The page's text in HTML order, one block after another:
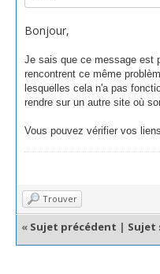
Bonjour,
Je sais que ce message est
rencontrent ce même
lesquelles cela n'a pas
rendre sur un autre site où
Vous pouvez vérifier vos
Trouver
« Sujet précédent | Sujet